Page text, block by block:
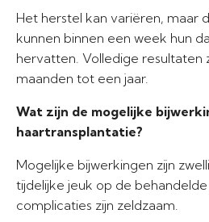
Het herstel kan variëren, maar
kunnen binnen een week hun
hervatten. Volledige resultaten
maanden tot een jaar.
Wat zijn de mogelijke
haartransplantatie?
Mogelijke bijwerkingen zijn
tijdelijke jeuk op de
complicaties zijn zeldzaam.